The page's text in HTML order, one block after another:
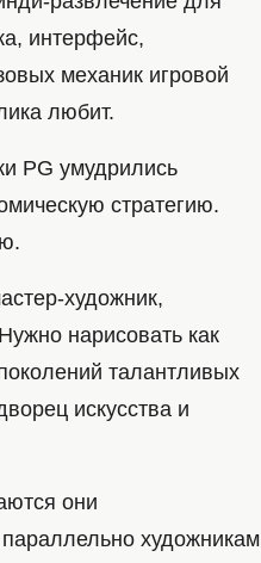
интерфейс,
механик игровой
любит.
PG умудрились
стратегию.
художник,
нарисовать как
талантливых
искусства и
они
художникам